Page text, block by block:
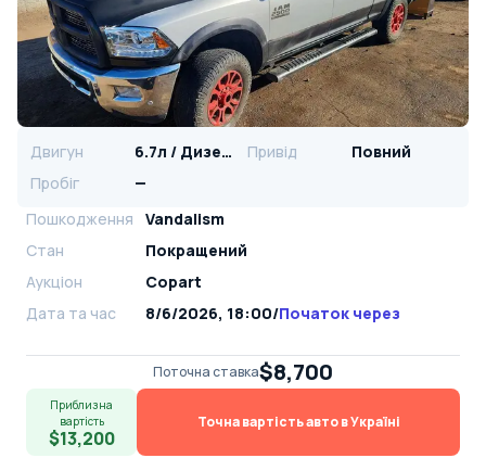
Двигун 6.7л / Дизель Привід
Повний
Пробіг
—
Пошкодження
Vandalism
Стан
Покращений
Аукціон
Copart
Дата та час
8/6/2026, 18:00/Початок через
Поточна ставка$8,700
Приблизна
вартість
$13,200
Точна вартість авто в Україні